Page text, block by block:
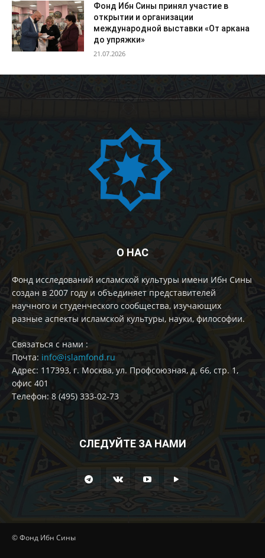
Фонд Ибн Сины принял участие в
открытии и организации
международной выставки «От аркана
до упряжки»
21.07.2026
О НАС
Фонд исследований исламской культуры имени Ибн Сины
создан в 2007 году и объединяет представителей
научного и студенческого сообщества, изучающих
разные аспекты исламской культуры, науки, философии.
Cвязаться с нами :
Почта: info@islamfond.ru
Адрес: 117393, г. Москва, ул. Профсоюзная, д. 66, стр. 1,
офис 401
Телефон: 8 (495) 333-02-73
СЛЕДУЙТЕ ЗА НАМИ
© Фонд Ибн Сины